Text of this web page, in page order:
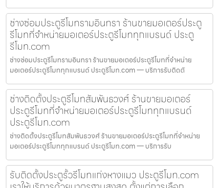
ช่างซ่อมประตูรีโมทรามอินทรา ร้านขายมอเตอร์ประตู
รีโมทที่จำหน่ายมอเตอร์ประตูรีโมททุกแบรนด์ ประตู
รีโมท.com
ช่างซ่อมประตูรีโมทรามอินทรา ร้านขายมอเตอร์ประตูรีโมทที่จำหน่าย
มอเตอร์ประตูรีโมททุกแบรนด์ ประตูรีโมท.com — บริการรับติดตั
ช่างติดตั้งประตูรีโมทสัมพันธวงศ์ ร้านขายมอเตอร์
ประตูรีโมทที่จำหน่ายมอเตอร์ประตูรีโมททุกแบรนด์
ประตูรีโมท.com
ช่างติดตั้งประตูรีโมทสัมพันธวงศ์ ร้านขายมอเตอร์ประตูรีโมทที่จำหน่าย
มอเตอร์ประตูรีโมททุกแบรนด์ ประตูรีโมท.com — บริการรับ
รับติดตั้งประตูรั้วรีโมทแก่งหางแมว ประตูรีโมท.com